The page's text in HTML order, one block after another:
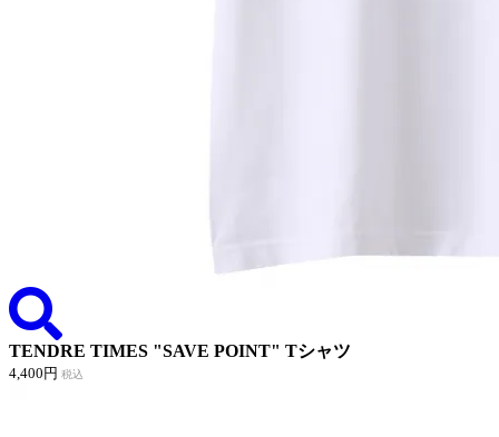
TENDRE TIMES "SAVE POINT" Tシャツ
4,400円 税込